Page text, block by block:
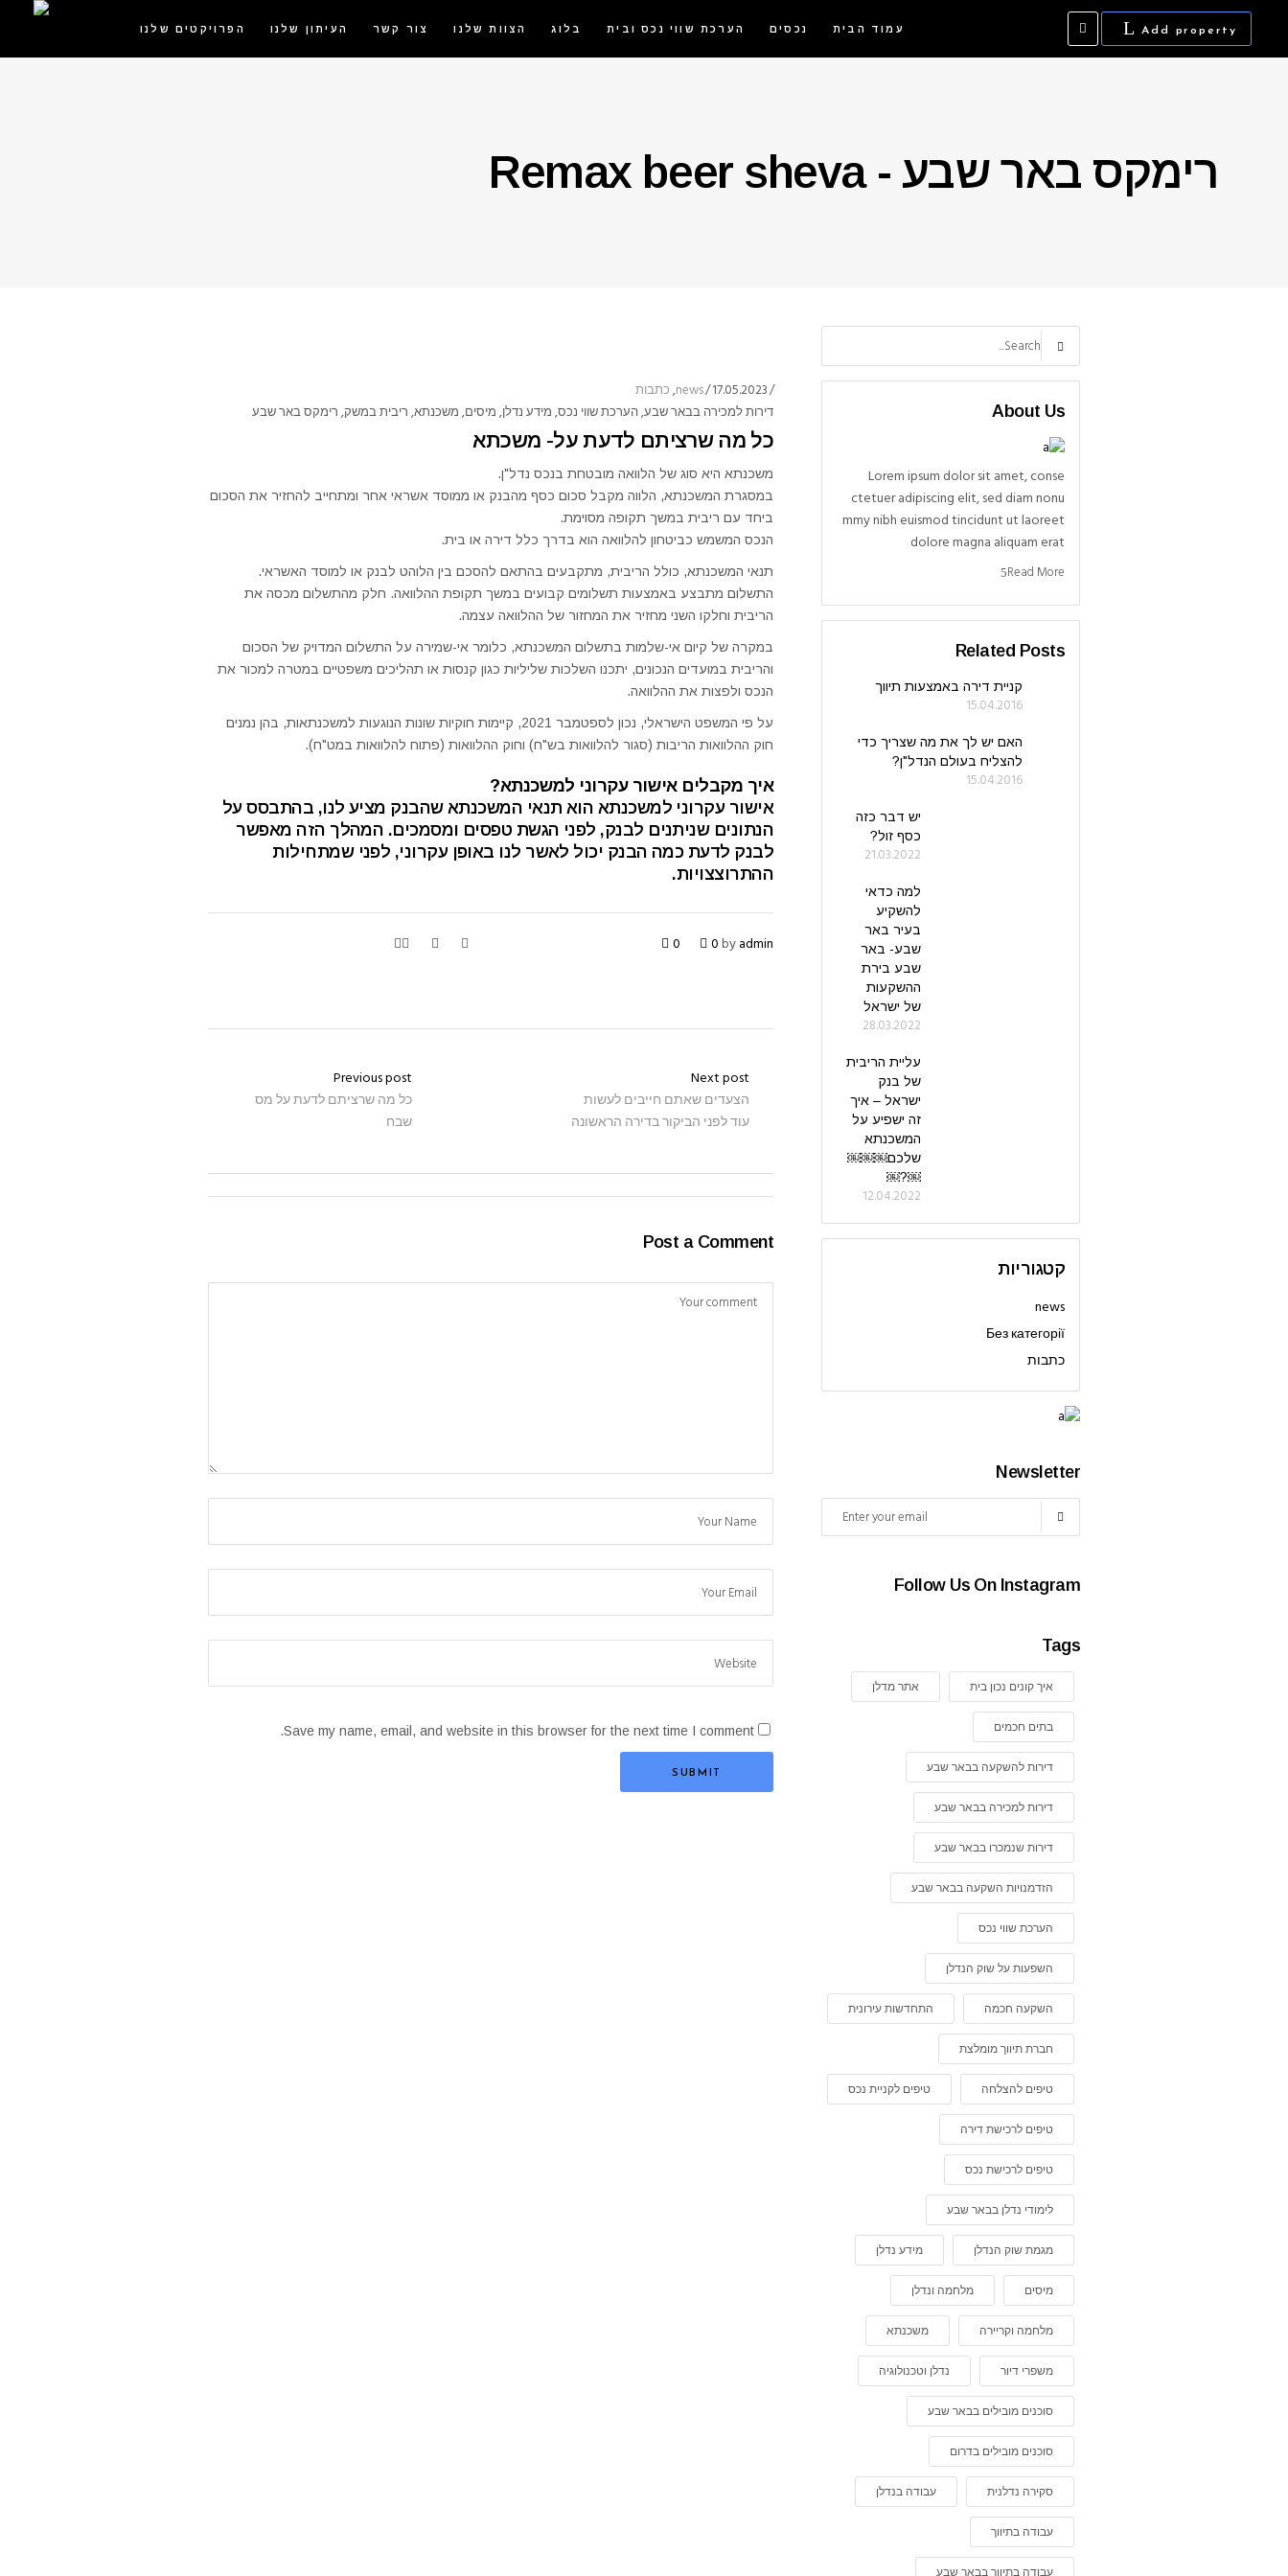
הפרויקטים שלנו העיתון שלנו צור קשר הצוות שלנו בלוג הערכת שווי נכס ובית נכסים עמוד הבית Add property
רימקס באר שבע - Remax beer sheva
17.05.2023
news
,כתבות
דירות למכירה בבאר שבע,הערכת שווי נכס,מידע נדלן,מיסים,משכנתא,ריבית במשק,רימקס באר שבע
כל מה שרציתם לדעת על- משכתא
משכנתא היא סוג של הלוואה מובטחת בנכס נדל"ן.
במסגרת המשכנתא, הלווה מקבל סכום כסף מהבנק או ממוסד אשראי אחר ומתחייב להחזיר את הסכום
ביחד עם ריבית במשך תקופה מסוימת.
הנכס המשמש כביטחון להלוואה הוא בדרך כלל דירה או בית.
תנאי המשכנתא, כולל הריבית, מתקבעים בהתאם להסכם בין הלוהט לבנק או למוסד האשראי.
התשלום מתבצע באמצעות תשלומים קבועים במשך תקופת ההלוואה. חלק מהתשלום מכסה את
הריבית וחלקו השני מחזיר את המחזור של ההלוואה עצמה.
במקרה של קיום אי-שלמות בתשלום המשכנתא, כלומר אי-שמירה על התשלום המדויק של הסכום
והריבית במועדים הנכונים, יתכנו השלכות שליליות כגון קנסות או תהליכים משפטיים במטרה למכור את
הנכס ולפצות את ההלוואה.
על פי המשפט הישראלי, נכון לספטמבר 2021, קיימות חוקיות שונות הנוגעות למשכנתאות, בהן נמנים
חוק ההלוואות הריבות (סגור להלוואות בש"ח) וחוק ההלוואות (פתוח להלוואות במט"ח).
איך מקבלים אישור עקרוני למשכנתא?
אישור עקרוני למשכנתא הוא תנאי המשכנתא שהבנק מציע לנו, בהתבסס על
הנתונים שניתנים לבנק, לפני הגשת טפסים ומסמכים. המהלך הזה מאפשר
לבנק לדעת כמה הבנק יכול לאשר לנו באופן עקרוני, לפני שמתחילות
ההתרוצצויות.
byadmin
0
0
Previous post
כל מה שרציתם לדעת על מס
שבח
Next post
הצעדים שאתם חייבים לעשות
עוד לפני הביקור בדירה הראשונה
Post a Comment
Save my name, email, and website in this browser for the next time I comment.
About Us
Lorem ipsum dolor sit amet, conse
ctetuer adipiscing elit, sed diam nonu
mmy nibh euismod tincidunt ut laoreet
dolore magna aliquam erat
Read More
Related Posts
קניית דירה באמצעות תיווך
15.04.2016
האם יש לך את מה שצריך כדי
להצליח בעולם הנדל"ן?
15.04.2016
יש דבר כזה
כסף זול?
21.03.2022
למה כדאי
להשקיע
בעיר באר
שבע- באר
שבע בירת
ההשקעות
של ישראל
28.03.2022
עליית הריבית
של בנק
ישראל – איך
זה ישפיע על
המשכנתא
שלכם￼￼￼
￼?￼
12.04.2022
קטגוריות
news
Без категорії
כתבות
Newsletter
Follow Us On Instagram
Tags
איך קונים נכון בית אתר מדלן
בתים חכמים
דירות להשקעה בבאר שבע
דירות למכירה בבאר שבע
דירות שנמכרו בבאר שבע
הזדמנויות השקעה בבאר שבע
הערכת שווי נכס
השפעות על שוק הנדלן
השקעה חכמה התחדשות עירונית
חברת תיווך מומלצת
טיפים להצלחה טיפים לקניית נכס
טיפים לרכישת דירה
טיפים לרכישת נכס
לימודי נדלן בבאר שבע
מגמת שוק הנדלן מידע נדלן
מיסים מלחמה ונדלן
מלחמה וקריירה משכנתא
משפרי דיור נדלן וטכנולוגיה
סוכנים מובילים בבאר שבע
סוכנים מובילים בדרום
סקירה נדלנית עבודה בנדלן
עבודה בתיווך